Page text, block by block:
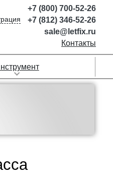
+7 (800) 700-52-26
+7 (812) 346-52-26
sale@letfix.ru
Контакты